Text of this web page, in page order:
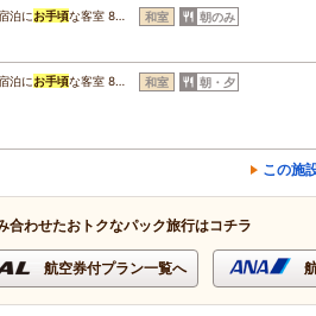
泊にお手頃な客室 8… 和室 朝のみ
泊にお手頃な客室 8… 和室 朝・夕
この施
合わせたおトクなパック旅行はコチラ
航空券付プラン一覧へ